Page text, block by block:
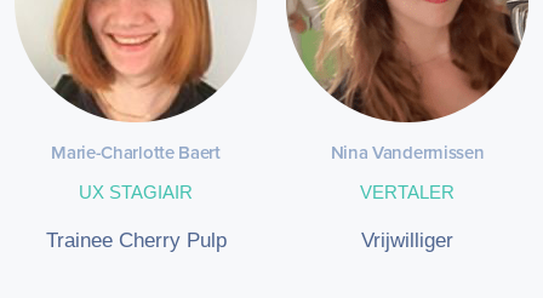
Marie-Charlotte Baert
UX STAGIAIR
Trainee Cherry Pulp
Nina Vandermissen
VERTALER
Vrijwilliger